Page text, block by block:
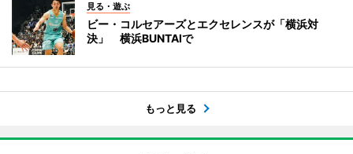
見る・遊ぶ
ビー・コルセアーズとエクセレンスが「横浜対
決」 横浜BUNTAIで
もっと見る